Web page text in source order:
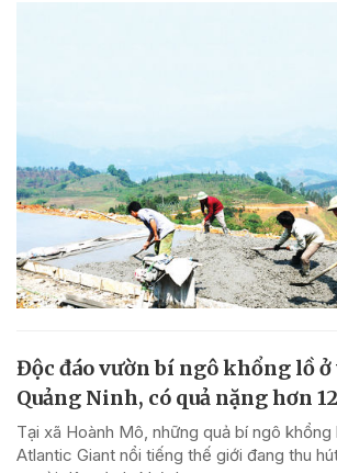
Độc đáo vườn bí ngô khổng lồ
Quảng Ninh, có quả nặng hơn
Tại xã Hoành Mô, những quả bí ngô
Atlantic Giant nổi tiếng thế giới đang thu